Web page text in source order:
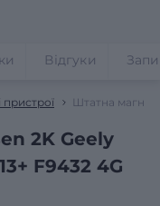
пристрої Штатна
2K Geely
F9432 4G
Відгуки